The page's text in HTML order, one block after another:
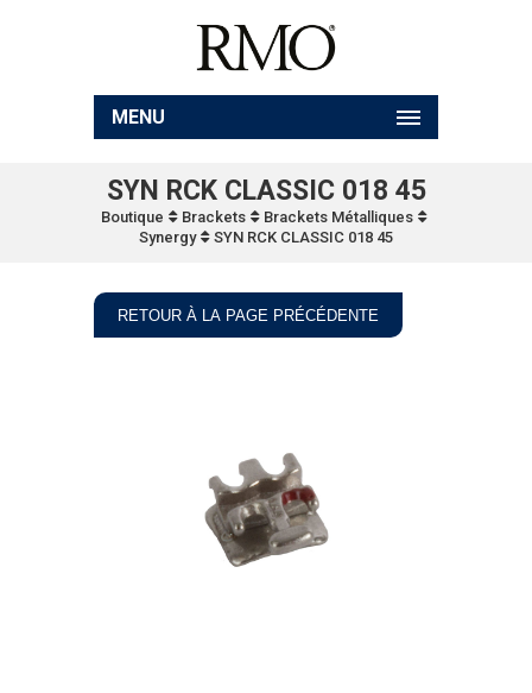
MENU
SYN RCK CLASSIC 018 45
Boutique Brackets
Brackets Métalliques
Synergy
SYN RCK CLASSIC 018 45
RETOUR À LA PAGE PRÉCÉDENTE